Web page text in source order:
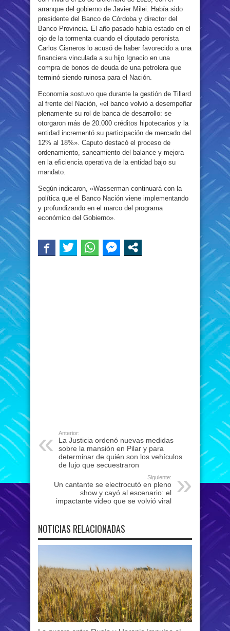
arranque del gobierno de Javier Milei. Había sido
presidente del Banco de Córdoba y director del
Banco Provincia. El año pasado había estado en el
ojo de la tormenta cuando el diputado peronista
Carlos Cisneros lo acusó de haber favorecido a una
financiera vinculada a su hijo Ignacio en una
compra de bonos de deuda de una petrolera que
terminó siendo ruinosa para el Nación.
Economía sostuvo que durante la gestión de Tillard
al frente del Nación, «el banco volvió a desempeñar
plenamente su rol de banca de desarrollo: se
otorgaron más de 20.000 créditos hipotecarios y la
entidad incrementó su participación de mercado del
12% al 18%». Caputo destacó el proceso de
ordenamiento, saneamiento del balance y mejora
en la eficiencia operativa de la entidad bajo su
mandato.
Según indicaron, «Wasserman continuará con la
política que el Banco Nación viene implementando
y profundizando en el marco del programa
económico del Gobierno».
Anterior:
La Justicia ordenó nuevas medidas
sobre la mansión en Pilar y para
determinar de quién son los vehículos
de lujo que secuestraron
Siguiente:
Un cantante se electrocutó en pleno
show y cayó al escenario: el
impactante video que se volvió viral
NOTICIAS RELACIONADAS